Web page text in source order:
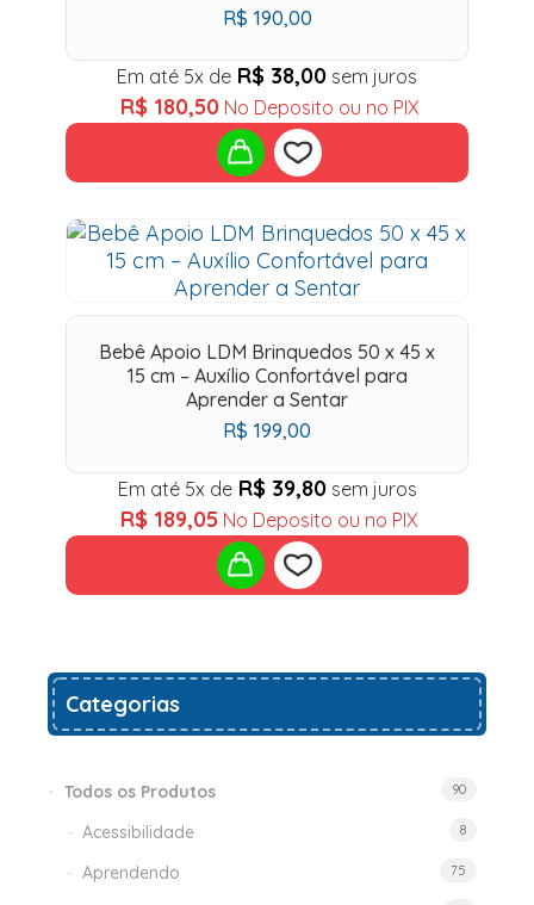
R$ 190,00
Em até 5x de R$ 38,00 sem juros
R$ 180,50 No Deposito ou no PIX
Add
to
wishlist
Bebê Apoio LDM Brinquedos 50 x 45 x
15 cm – Auxílio Confortável para
Aprender a Sentar
R$ 199,00
Em até 5x de R$ 39,80 sem juros
R$ 189,05 No Deposito ou no PIX
Categorias
Todos os Produtos 90
Acessibilidade 8
Aprendendo 75